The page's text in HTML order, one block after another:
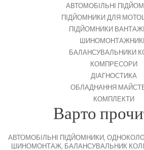
АВТОМОБІЛЬНІ
ПІДЙОМНИКИ ДЛЯ
ПІДЙОМНИКИ
БАЛАНСУВАЛЬНИКИ
КОМПРЕСОРИ
ДІАГНОСТИКА
ОБЛАДНАННЯ
КОМПЛЕКТИ
Варто
АВТОМОБІЛЬНІ ПІДЙОМНИКИ,
ШИНОМОНТАЖ, БАЛАНСУВАЛЬНИК